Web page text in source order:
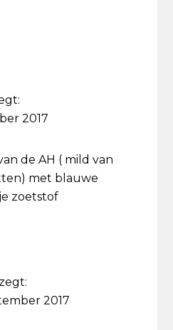
2017
de AH ( mild van
met blauwe
zoetstof
zegt:
2017